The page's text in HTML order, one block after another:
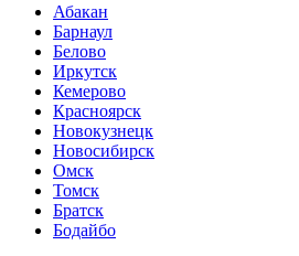
Абакан
Барнаул
Белово
Иркутск
Кемерово
Красноярск
Новокузнецк
Новосибирск
Омск
Томск
Братск
Бодайбо